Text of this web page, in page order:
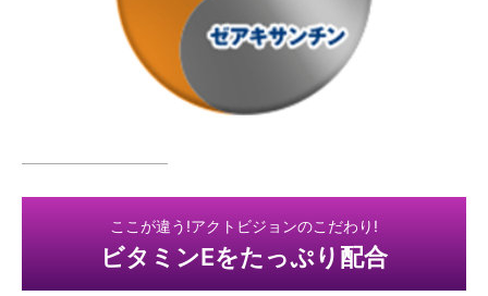
ここが違う!アクトビジョンのこだわり!
ビタミンEをたっぷり配合